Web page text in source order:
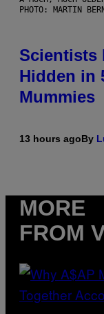
PHOTO: MARTIN
Scientists
Hidden in
Mummies
13 hours agoBy
MORE
FROM